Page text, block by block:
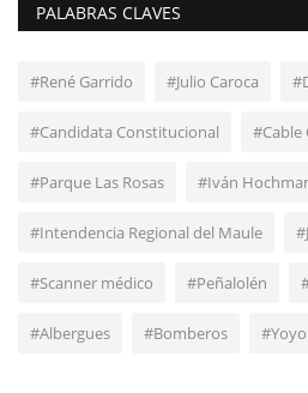
PALABRAS CLAVES
#René Garrido #Julio Caroca
#Candidata Constitucional #Cable
#Parque Las Rosas #Iván
#Intendencia Regional del Maule
#Scanner médico #Peñalolén
#Albergues #Bomberos